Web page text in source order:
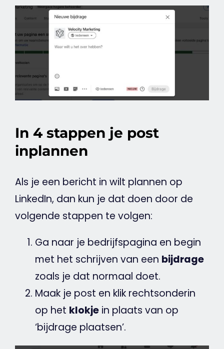
In 4 stappen je post
inplannen
Als je een bericht in wilt plannen op
LinkedIn, dan kun je dat doen door de
volgende stappen te volgen:
Ga naar je bedrijfspagina en begin
met het schrijven van een bijdrage
zoals je dat normaal doet.
Maak je post en klik rechtsonderin
op het klokjein plaats van op
‘bijdrage plaatsen’.